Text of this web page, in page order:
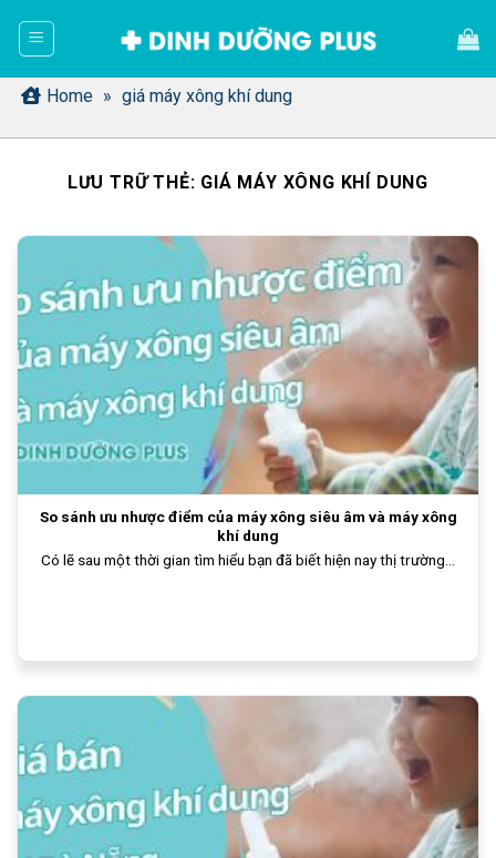
dung Home » giá máy xông khí dung
LƯU TRỮ THẺ: GIÁ MÁY XÔNG KHÍ DUNG
So sánh ưu nhược điểm của máy xông siêu âm và máy xông
khí dung
Có lẽ sau một thời gian tìm hiểu bạn đã biết hiện nay thị trường...